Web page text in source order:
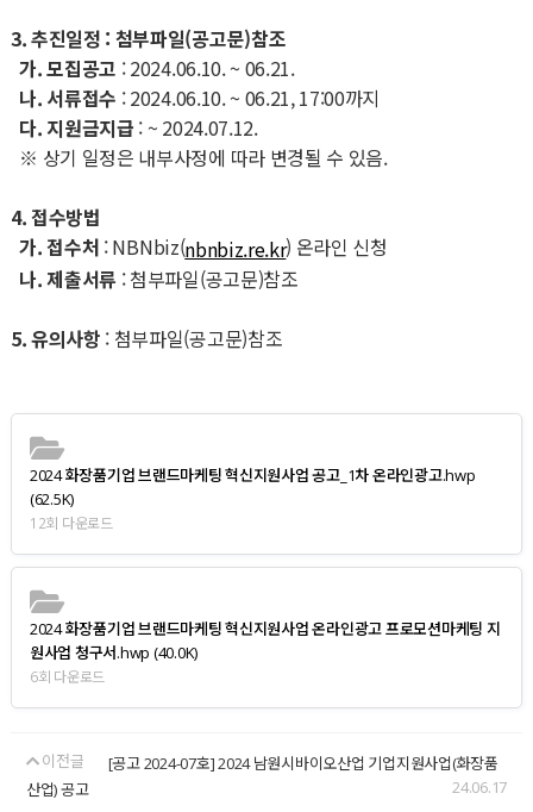
3. 추진일정 : 첨부파일(공고문)참조
가. 모집공고 : 2024.06.10. ~ 06.21.
나. 서류접수 : 2024.06.10. ~ 06.21, 17:00까지
다. 지원금지급 : ~ 2024.07.12.
※ 상기 일정은 내부사정에 따라 변경될 수 있음.
4. 접수방법
가. 접수처 : NBNbiz(nbnbiz.re.kr) 온라인 신청
나. 제출서류 : 첨부파일(공고문)참조
5. 유의사항 : 첨부파일(공고문)참조
2024 화장품기업 브랜드마케팅 혁신지원사업 공고_1차 온라인광고.hwp
(62.5K)
12회 다운로드
2024 화장품기업 브랜드마케팅 혁신지원사업 온라인광고 프로모션마케팅 지
원사업 청구서.hwp (40.0K)
6회 다운로드
이전글
[공고 2024-07호] 2024 남원시바이오산업 기업지원사업(화장품
산업) 공고
24.06.17